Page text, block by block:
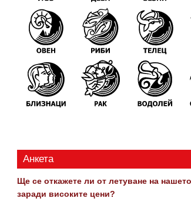
Анкета
Ще се откажете ли от летуване на
заради високите цени?